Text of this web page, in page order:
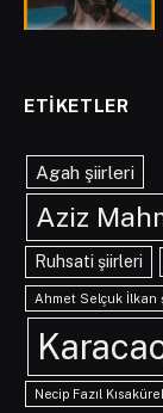
ETIKETLER
Agah şiirleri
Aziz
Ruhsati şiirleri
Ahmet Selçuk İlkan
Necip Fazıl